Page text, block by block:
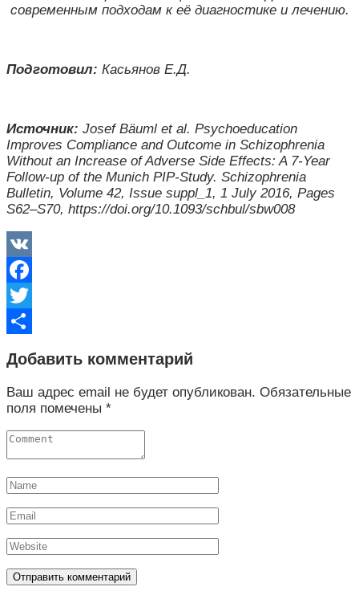
современным подходам к её диагностике и лечению.
Подготовил: Касьянов Е.Д.
Источник: Josef Bäuml et al. Psychoeducation
Improves Compliance and Outcome in Schizophrenia
Without an Increase of Adverse Side Effects: A 7-Year
Follow-up of the Munich PIP-Study. Schizophrenia
Bulletin, Volume 42, Issue suppl_1, 1 July 2016, Pages
S62–S70, https://doi.org/10.1093/schbul/sbw008
VK
Facebook
Twitter
Добавить комментарий
Ваш адрес email не будет опубликован. Обязательные
поля помечены *